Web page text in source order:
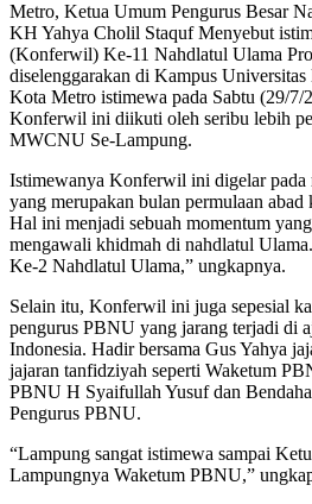
Metro, Ketua Umum Pengurus Besar
KH Yahya Cholil Staquf Menyebut
(Konferwil) Ke-11 Nahdlatul Ulama
diselenggarakan di Kampus
Kota Metro istimewa pada Sabtu (29/7/
Konferwil ini diikuti oleh seribu lebih
MWCNU Se-Lampung.
Istimewanya Konferwil ini digelar pada
yang merupakan bulan permulaan
Hal ini menjadi sebuah momentum
mengawali khidmah di nahdlatul
Ke-2 Nahdlatul Ulama,” ungkapnya.
Selain itu, Konferwil ini juga sepesial
pengurus PBNU yang jarang terjadi di
Indonesia. Hadir bersama Gus Yahya
jajaran tanfidziyah seperti Waketum
PBNU H Syaifullah Yusuf dan
Pengurus PBNU.
“Lampung sangat istimewa sampai
Lampungnya Waketum PBNU,”